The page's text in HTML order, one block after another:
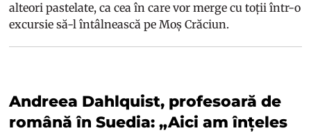
alteori pastelate, ca cea în care vor merge cu toții într-o
excursie să-l întâlnească pe Moș Crăciun.
Andreea Dahlquist, profesoară de
română în Suedia: „Aici am înțeles